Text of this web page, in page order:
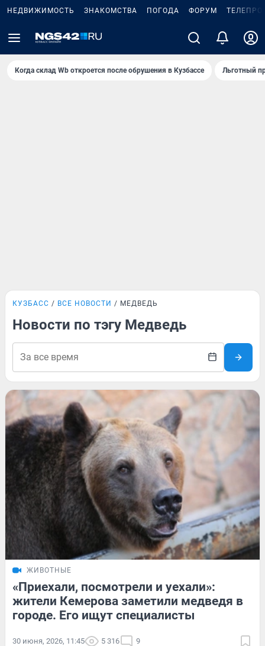
НЕДВИЖИМОСТЬ ЗНАКОМСТВА ПОГОДА ФОРУМ
Когда склад Wb откроется после обрушения в Кузбассе Льготный
КУЗБАСС ВСЕ НОВОСТИ МЕДВЕДЬ
Новости по тэгу Медведь
ЖИВОТНЫЕ
«Приехали, посмотрели и уехали»:
жители Кемерова заметили медведя в
городе. Его ищут специалисты
30 июня, 2026, 11:45 5 316 9